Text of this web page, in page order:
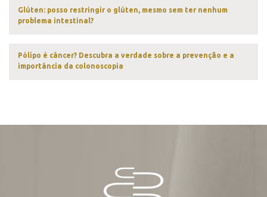
Glúten: posso restringir o glúten, mesmo sem ter nenhum
problema intestinal?
Pólipo é câncer? Descubra a verdade sobre a prevenção e a
importância da colonoscopia